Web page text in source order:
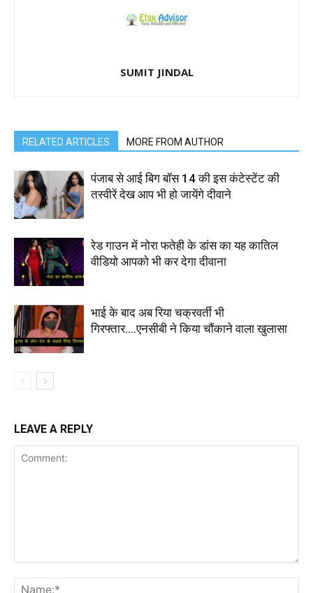
SUMIT JINDAL
RELATED ARTICLES MORE FROM AUTHOR
पंजाब से आई बिग बॉस 14 की इस कंटेस्टेंट की
तस्वीरें देख आप भी हो जायेंगे दीवाने
रेड गाउन में नोरा फतेही के डांस का यह कातिल
वीडियो आपको भी कर देगा दीवाना
भाई के बाद अब रिया चक्रवर्ती भी
गिरफ्तार….एनसीबी ने किया चौंकाने वाला खुलासा
LEAVE A REPLY